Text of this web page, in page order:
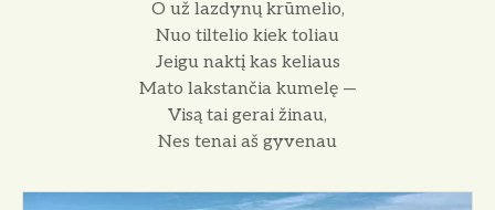
O už lazdynų krūmelio,
Nuo tiltelio kiek toliau
Jeigu naktį kas keliaus
Mato lakstančia kumelę —
Visą tai gerai žinau,
Nes tenai aš gyvenau